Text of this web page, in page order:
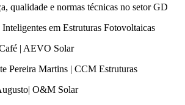
qualidade e normas técnicas no setor GD
Inteligentes em Estruturas Fotovoltaicas
| AEVO Solar
Pereira Martins | CCM Estruturas
O&M Solar